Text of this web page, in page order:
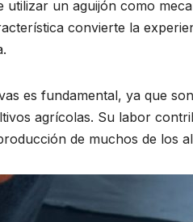
utilizar un aguijón como
convierte la
es fundamental, ya que
agrícolas. Su labor
de muchos de los